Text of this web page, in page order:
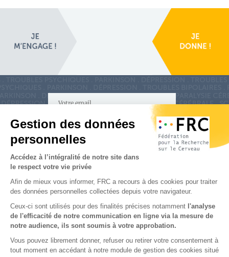
S'inscrire à la newsletter
les réseaux sociaux
Partenaires & Mécènes